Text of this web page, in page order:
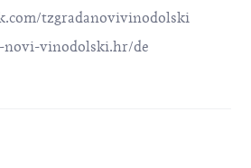
tzgradanovivinodolski
novi-vinodolski.hr/de